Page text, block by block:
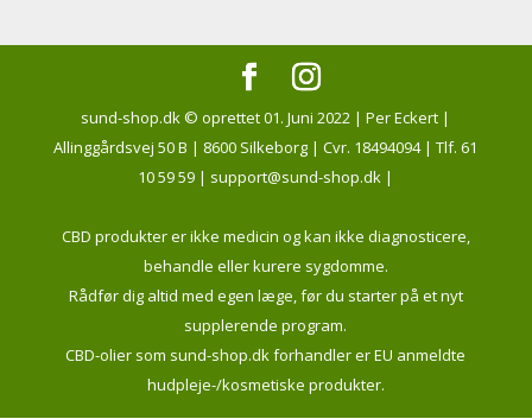
sund-shop.dk © oprettet 01. Juni 2022 | Per Eckert |
Allinggårdsvej 50 B | 8600 Silkeborg | Cvr. 18494094 | Tlf. 61
10 59 59 | support@sund-shop.dk |
CBD produkter er ikke medicin og kan ikke diagnosticere,
behandle eller kurere sygdomme.
Rådfør dig altid med egen læge, før du starter på et nyt
supplerende program.
CBD-olier som sund-shop.dk forhandler er EU anmeldte
hudpleje-/kosmetiske produkter.